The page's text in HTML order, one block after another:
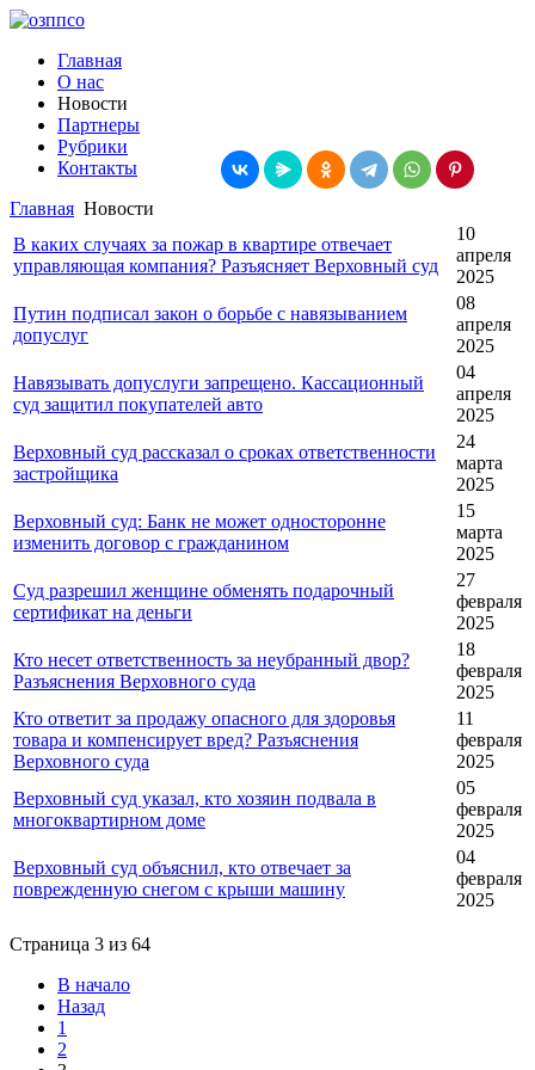
Главная
О нас
Новости
Партнеры
Рубрики
Контакты
Главная Новости
В каких случаях за пожар в квартире отвечает
управляющая компания? Разъясняет Верховный суд
10
апреля
2025
Путин подписал закон о борьбе с навязыванием
допуслуг
08
апреля
2025
Навязывать допуслуги запрещено. Кассационный
суд защитил покупателей авто
04
апреля
2025
Верховный суд рассказал о сроках ответственности
застройщика
24
марта
2025
Верховный суд: Банк не может односторонне
изменить договор с гражданином
15
марта
2025
Суд разрешил женщине обменять подарочный
сертификат на деньги
27
февраля
2025
Кто несет ответственность за неубранный двор?
Разъяснения Верховного суда
18
февраля
2025
Кто ответит за продажу опасного для здоровья
товара и компенсирует вред? Разъяснения
Верховного суда
11
февраля
2025
Верховный суд указал, кто хозяин подвала в
многоквартирном доме
05
февраля
2025
Верховный суд объяснил, кто отвечает за
поврежденную снегом с крыши машину
04
февраля
2025
Страница 3 из 64
В начало
Назад
1
2